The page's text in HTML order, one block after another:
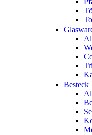
Besteck